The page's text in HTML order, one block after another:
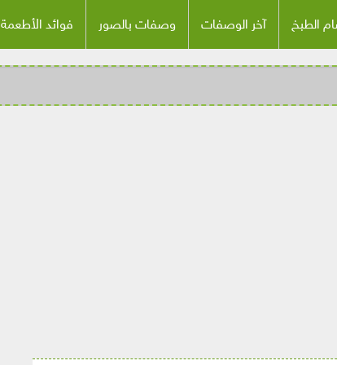
الطبخ آخر الوصفات وصفات بالصور فوائد الأطعمة